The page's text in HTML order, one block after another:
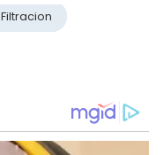
Filtracion